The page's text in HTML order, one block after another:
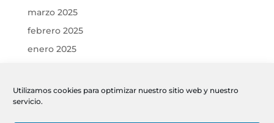
Utilizamos cookies para optimizar nuestro sitio web y nuestro
servicio.
marzo 2025
febrero 2025
enero 2025
noviembre 2024
octubre 2024